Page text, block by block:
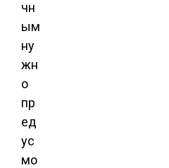
чн
ым
ну
жн
о
пр
ед
ус
мо